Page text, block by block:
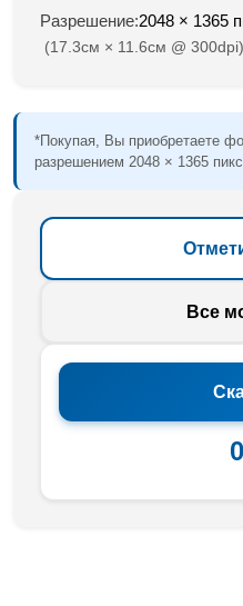
Разрешение:2048 × 1365
(17.3см × 11.6см @ 300dpi)
*Покупая, Вы приобретаете
разрешением 2048 × 1365
Все